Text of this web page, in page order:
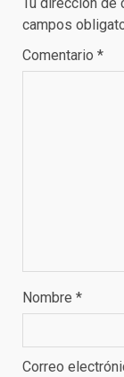
campos
Comentario *
Nombre *
Correo